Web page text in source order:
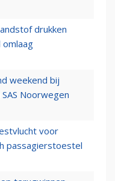
drukken
omlaag
weekend bij
Noorwegen
voor
passagierstoestel